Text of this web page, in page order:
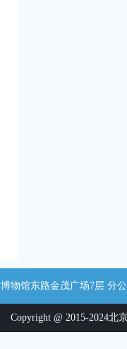
物馆东路金茂广场7层 分
Copyright @ 2015-2024北